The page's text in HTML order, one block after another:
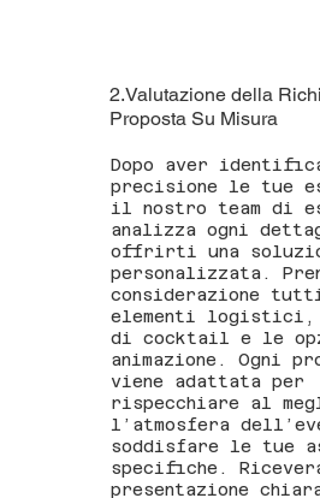
2.Valutazione della
Proposta Su Misura
Dopo aver
precisione le tue
il nostro team di
analizza ogni
offrirti una
personalizzata.
considerazione
elementi
di cocktail e le
animazione. Ogni
viene adattata per
rispecchiare al
l’atmosfera
soddisfare le tue
specifiche.
presentazione